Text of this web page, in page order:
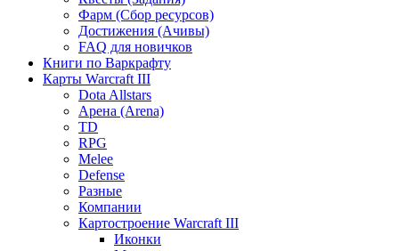
Фарм (Сбор ресурсов)
Достижения (Ачивы)
FAQ для новичков
Книги по Варкрафту
Карты Warcraft III
Dota Allstars
Арена (Arena)
TD
RPG
Melee
Defense
Разные
Компании
Картостроение Warcraft III
Иконки